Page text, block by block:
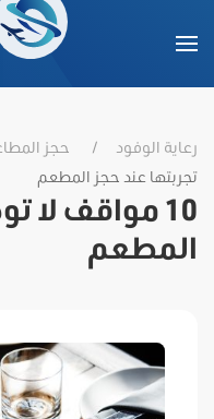
رعاية الوفود حجز
تجربتها عند حجز المطعم
10 مواقف لا
المطعم